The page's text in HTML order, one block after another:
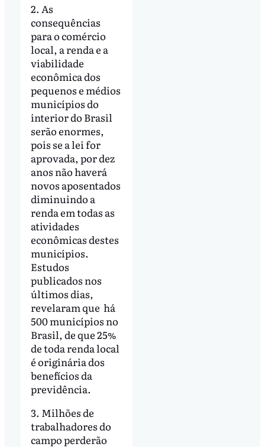
2. As
consequências
para o comércio
local, a renda e a
viabilidade
econômica dos
pequenos e médios
municípios do
interior do Brasil
serão enormes,
pois se a lei for
aprovada, por dez
anos não haverá
novos aposentados
diminuindo a
renda em todas as
atividades
econômicas destes
municípios.
Estudos
publicados nos
últimos dias,
revelaram que há
500 municípios no
Brasil, de que 25%
de toda renda local
é originária dos
benefícios da
previdência.
3. Milhões de
trabalhadores do
campo perderão